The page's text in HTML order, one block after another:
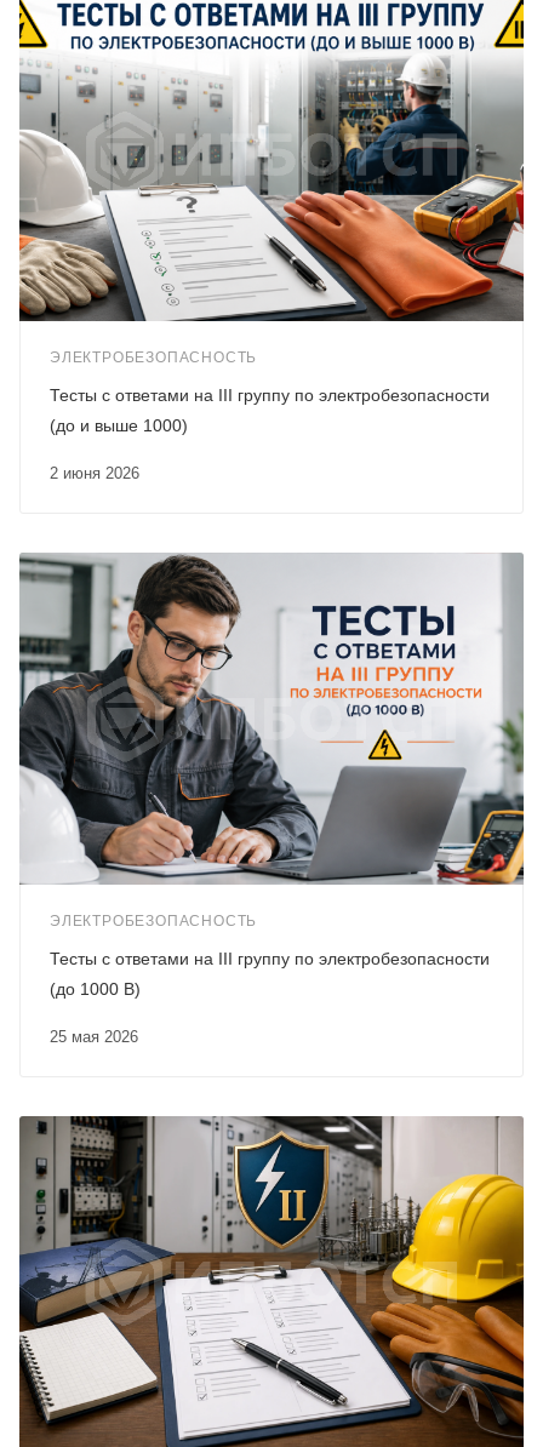
ЭЛЕКТРОБЕЗОПАСНОСТЬ
2 июня 2026
Тесты с ответами на III группу по электробезопасности
(до и выше 1000)
ЭЛЕКТРОБЕЗОПАСНОСТЬ
25 мая 2026
Тесты с ответами на III группу по электробезопасности
(до 1000 В)